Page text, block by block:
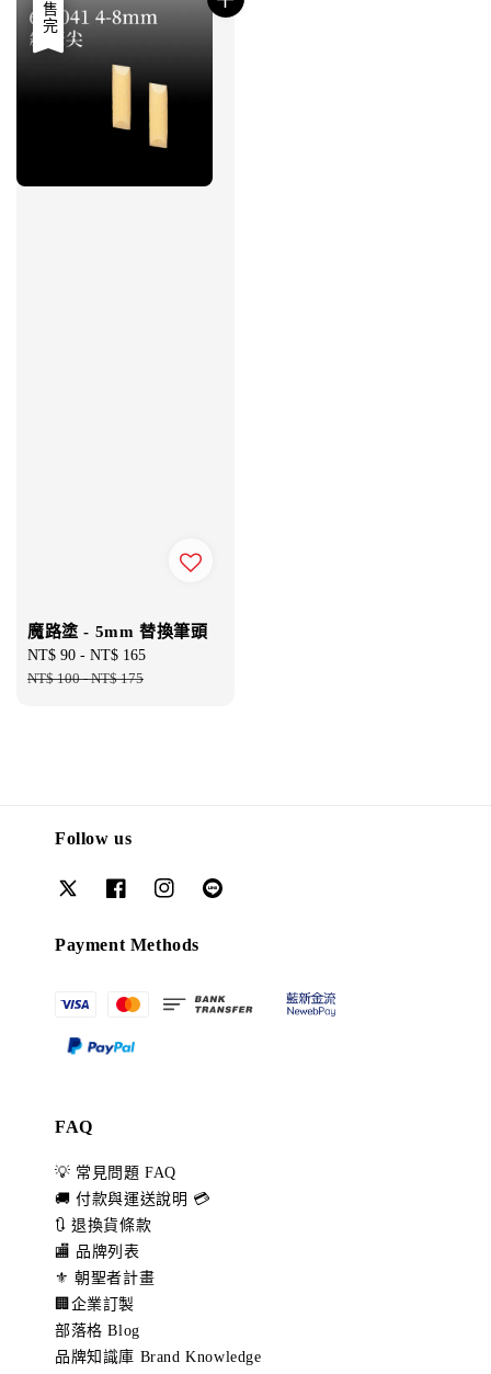
優惠
售完
魔路塗 - 5mm 替換筆頭
Sale
price
NT$ 90 - NT$ 165
NT$ 100-NT$ 175
Follow us
Payment Methods
FAQ
💡 常見問題 FAQ
🚚 付款與運送說明 💳
🔃 退換貨條款
🏬 品牌列表
⚜️ 朝聖者計畫
🏢企業訂製
部落格 Blog
品牌知識庫 Brand Knowledge